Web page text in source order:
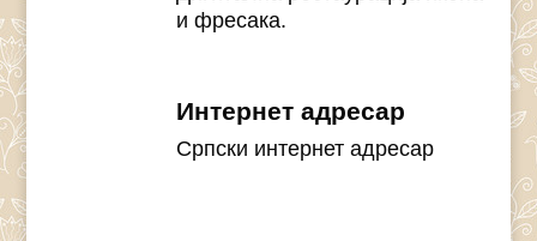
и фресака.
Интернет адресар
Српски интернет адресар